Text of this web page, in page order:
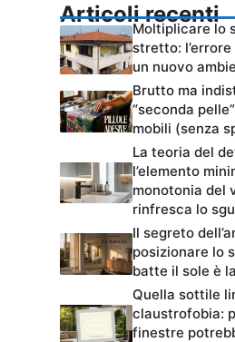
Articoli recenti
Moltiplicare lo
stretto:
un nuovo
Brutto ma
“seconda
mobili (senza
La teoria del
l’elemento
monotonia del
rinfresca lo
Il segreto
posizionare lo
batte il sole è
Quella sottile
claustrofobia:
finestre